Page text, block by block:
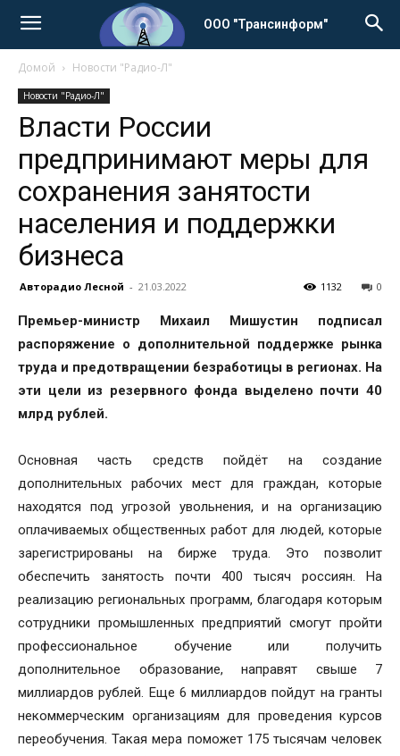
ООО "Трансинформ"
Домой Новости "Радио-Л"
Новости "Радио-Л"
Власти России
предпринимают меры для
сохранения занятости
населения и поддержки
бизнеса
Авторадио Лесной - 21.03.2022 0
1132
Премьер-министр Михаил Мишустин подписал
распоряжение о дополнительной поддержке рынка
труда и предотвращении безработицы в регионах. На
эти цели из резервного фонда выделено почти 40
млрд рублей.
Основная часть средств пойдёт на создание
дополнительных рабочих мест для граждан, которые
находятся под угрозой увольнения, и на организацию
оплачиваемых общественных работ для людей, которые
зарегистрированы на бирже труда. Это позволит
обеспечить занятость почти 400 тысяч россиян. На
реализацию региональных программ, благодаря которым
сотрудники промышленных предприятий смогут пройти
профессиональное обучение или получить
дополнительное образование, направят свыше 7
миллиардов рублей. Еще 6 миллиардов пойдут на гранты
некоммерческим организациям для проведения курсов
переобучения. Такая мера поможет 175 тысячам человек